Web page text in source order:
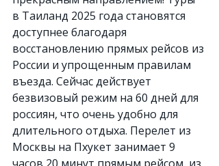
в Таиланд 2025 года становятся
доступнее благодаря
восстановлению прямых рейсов из
России и упрощенным правилам
въезда. Сейчас действует
безвизовый режим на 60 дней для
россиян, что очень удобно для
длительного отдыха. Перелет из
Москвы на Пхукет занимает 9